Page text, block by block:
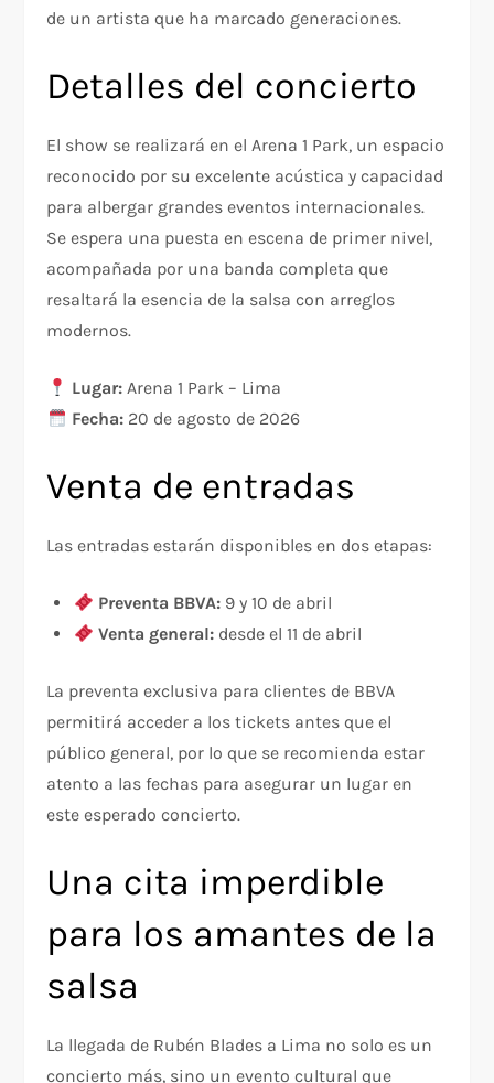
de un artista que ha marcado generaciones.
Detalles del concierto
El show se realizará en el Arena 1 Park, un espacio
reconocido por su excelente acústica y capacidad
para albergar grandes eventos internacionales.
Se espera una puesta en escena de primer nivel,
acompañada por una banda completa que
resaltará la esencia de la salsa con arreglos
modernos.
Lugar:Arena 1 Park – Lima
Fecha:20 de agosto de 2026
Venta de entradas
Las entradas estarán disponibles en dos etapas:
Preventa BBVA:9 y 10 de abril
Venta general:desde el 11 de abril
La preventa exclusiva para clientes de BBVA
permitirá acceder a los tickets antes que el
público general, por lo que se recomienda estar
atento a las fechas para asegurar un lugar en
este esperado concierto.
Una cita imperdible
para los amantes de la
salsa
La llegada de Rubén Blades a Lima no solo es un
concierto más, sino un evento cultural que